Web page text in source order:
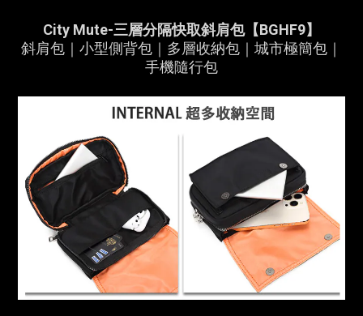
City Mute-三層分隔快取斜肩包【BGHF9】
斜肩包｜小型側背包｜多層收納包｜城市極簡包｜
手機隨行包